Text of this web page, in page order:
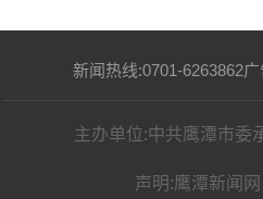
新闻热线:0701-6263862
主办单位:中共鹰潭市委
声明:鹰潭新闻